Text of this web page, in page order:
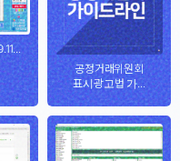
공정거래위원회
표시광고법 가...